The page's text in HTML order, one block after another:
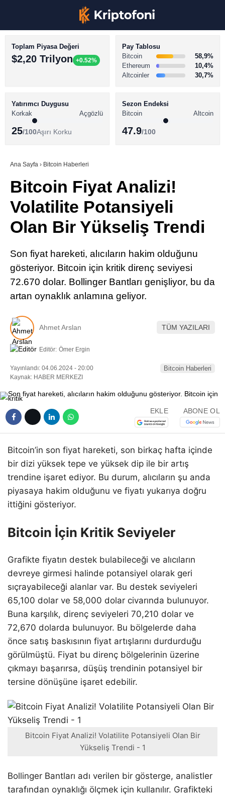
Youtube
TikTok
LinkedIn
BİTCOİN HABERLERİ
ALTCOİN HABERLERİ
SÖZLÜK
Toplam Piyasa Değeri
$2,20 Trilyon +0.52%
Pay Tablosu
Bitcoin
58,9%
Ethereum
10,4%
Altcoinler
30,7%
Yatırımcı Duygusu
Korkak
Açgözlü
25/100Aşırı Korku
Sezon Endeksi
Bitcoin
Altcoin
47.9/100
Ana Sayfa › Bitcoin Haberleri
Bitcoin Fiyat Analizi!
Volatilite Potansiyeli
Olan Bir Yükseliş Trendi
Son fiyat hareketi, alıcıların hakim olduğunu
gösteriyor. Bitcoin için kritik direnç seviyesi
72.670 dolar. Bollinger Bantları genişliyor, bu da
artan oynaklık anlamına geliyor.
Ahmet Arslan TÜM YAZILARI
Editör: Ömer Ergin
Yayınlandı: 04.06.2024 - 20:00
Kaynak: HABER MERKEZI
Bitcoin Haberleri
EKLE ABONE OL
Bitcoin’in son fiyat hareketi, son birkaç hafta içinde
bir dizi yüksek tepe ve yüksek dip ile bir artış
trendine işaret ediyor. Bu durum, alıcıların şu anda
piyasaya hakim olduğunu ve fiyatı yukarıya doğru
ittiğini gösteriyor.
Bitcoin İçin Kritik Seviyeler
Grafikte fiyatın destek bulabileceği ve alıcıların
devreye girmesi halinde potansiyel olarak geri
sıçrayabileceği alanlar var. Bu destek seviyeleri
65,100 dolar ve 58,000 dolar civarında bulunuyor.
Buna karşılık, direnç seviyeleri 70,210 dolar ve
72,670 dolarda bulunuyor. Bu bölgelerde daha
önce satış baskısının fiyat artışlarını durdurduğu
görülmüştü. Fiyat bu direnç bölgelerinin üzerine
çıkmayı başarırsa, düşüş trendinin potansiyel bir
tersine dönüşüne işaret edebilir.
Bitcoin Fiyat Analizi! Volatilite Potansiyeli Olan Bir
Yükseliş Trendi - 1
Bollinger Bantları adı verilen bir gösterge, analistler
tarafından oynaklığı ölçmek için kullanılır. Grafikteki